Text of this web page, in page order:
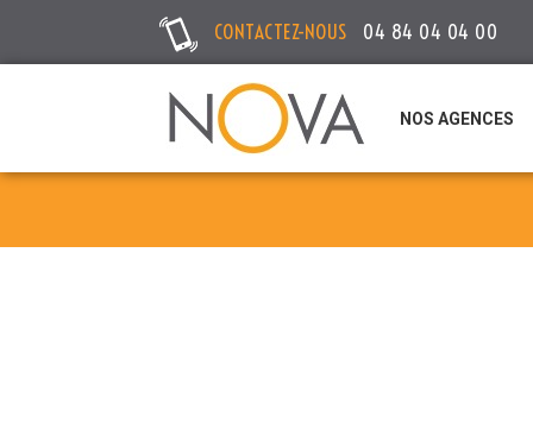
CONTACTEZ-NOUS 04 84 04 04 00
NOS AGENCES